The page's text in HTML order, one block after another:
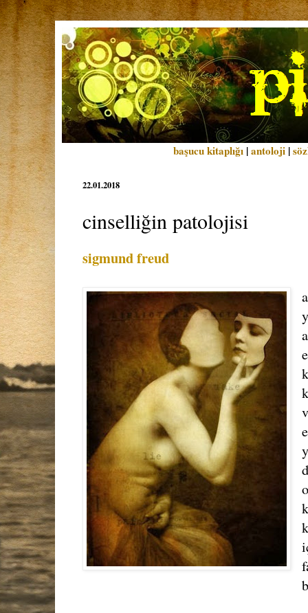
başucu kitaplığı |antoloji |
22.01.2018
cinselliğin patolojisi
sigmund freud